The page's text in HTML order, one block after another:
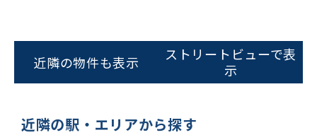
0120-620-213
平日 9:00〜18:00
電話でお問い合わせ
近隣の物件も表示
ストリートビューで表
示
近隣の駅・エリアから探す